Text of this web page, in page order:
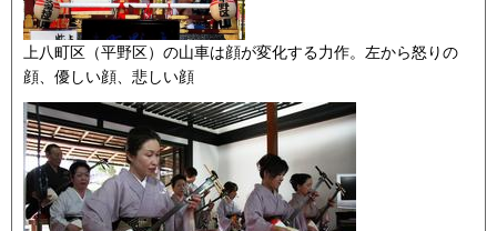
上八町区（平野区）の山車は顔が変化する力作。左から怒りの
顔、優しい顔、悲しい顔